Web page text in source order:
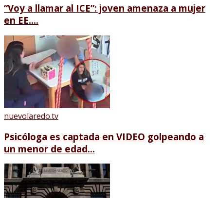
“Voy a llamar al ICE”: joven amenaza a mujer
en EE....
nuevolaredo.tv
Psicóloga es captada en VIDEO golpeando a
un menor de edad...